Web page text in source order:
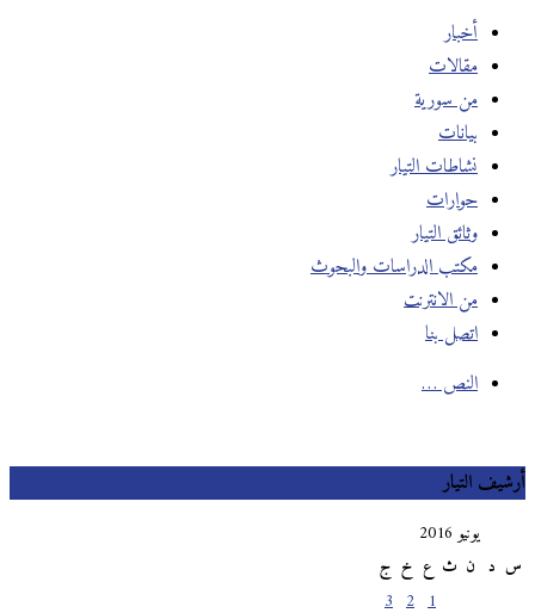
أخبار
مقالات
من سورية
بيانات
نشاطات التيار
حوارات
وثائق التيار
مكتب الدراسات والبحوث
من الانترنت
اتصل بنا
النص …
أرشيف التيار
يونيو 2016
س
ث خ ج